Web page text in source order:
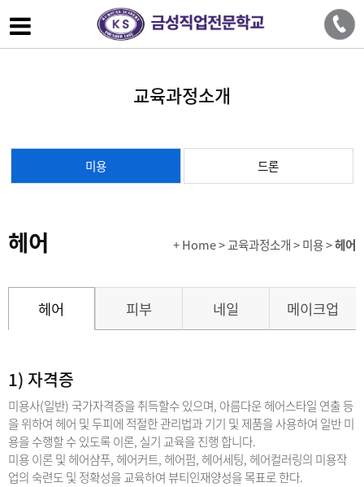
교육과정소개
미용 드론
헤어 + Home> 교육과정소개 > 미용 >헤어
헤어 피부 네일 메이크업
1) 자격증
미용사(일반) 국가자격증을 취득할수 있으며, 아름다운 헤어스타일 연출 등
을 위하여 헤어 및 두피에 적절한 관리법과 기기 및 제품을 사용하여 일반 미
용을 수행할 수 있도록 이론, 실기 교육을 진행 합니다.
미용 이론 및 헤어샴푸, 헤어커트, 헤어펌, 헤어세팅, 헤어컬러링의 미용작
업의 숙련도 및 정확성을 교육하여 뷰티인재양성을 목표로 한다.